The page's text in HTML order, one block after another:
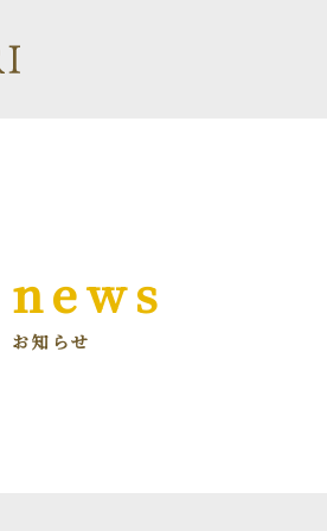
news
お知らせ